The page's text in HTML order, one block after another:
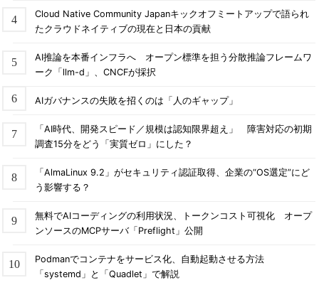
Cloud Native Community Japanキックオフミートアップで語られ
たクラウドネイティブの現在と日本の貢献
AI推論を本番インフラへ オープン標準を担う分散推論フレームワ
ーク「llm-d」、CNCFが採択
AIガバナンスの失敗を招くのは「人のギャップ」
「AI時代、開発スピード／規模は認知限界超え」 障害対応の初期
調査15分をどう「実質ゼロ」にした？
「AlmaLinux 9.2」がセキュリティ認証取得、企業の“OS選定”にど
う影響する？
無料でAIコーディングの利用状況、トークンコスト可視化 オープ
ンソースのMCPサーバ「Preflight」公開
Podmanでコンテナをサービス化、自動起動させる方法
「systemd」と「Quadlet」で解説